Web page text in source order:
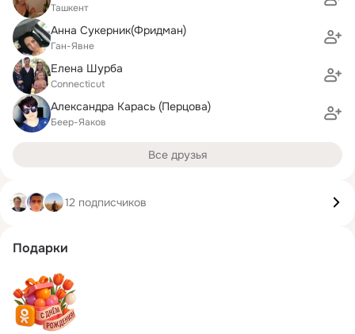
Ташкент
Анна Сукерник(Фридман)
Ган-Явне
Елена Шурба
Connecticut
Александра Карась (Перцова)
Беер-Яаков
Все друзья
12 подписчиков
Подарки